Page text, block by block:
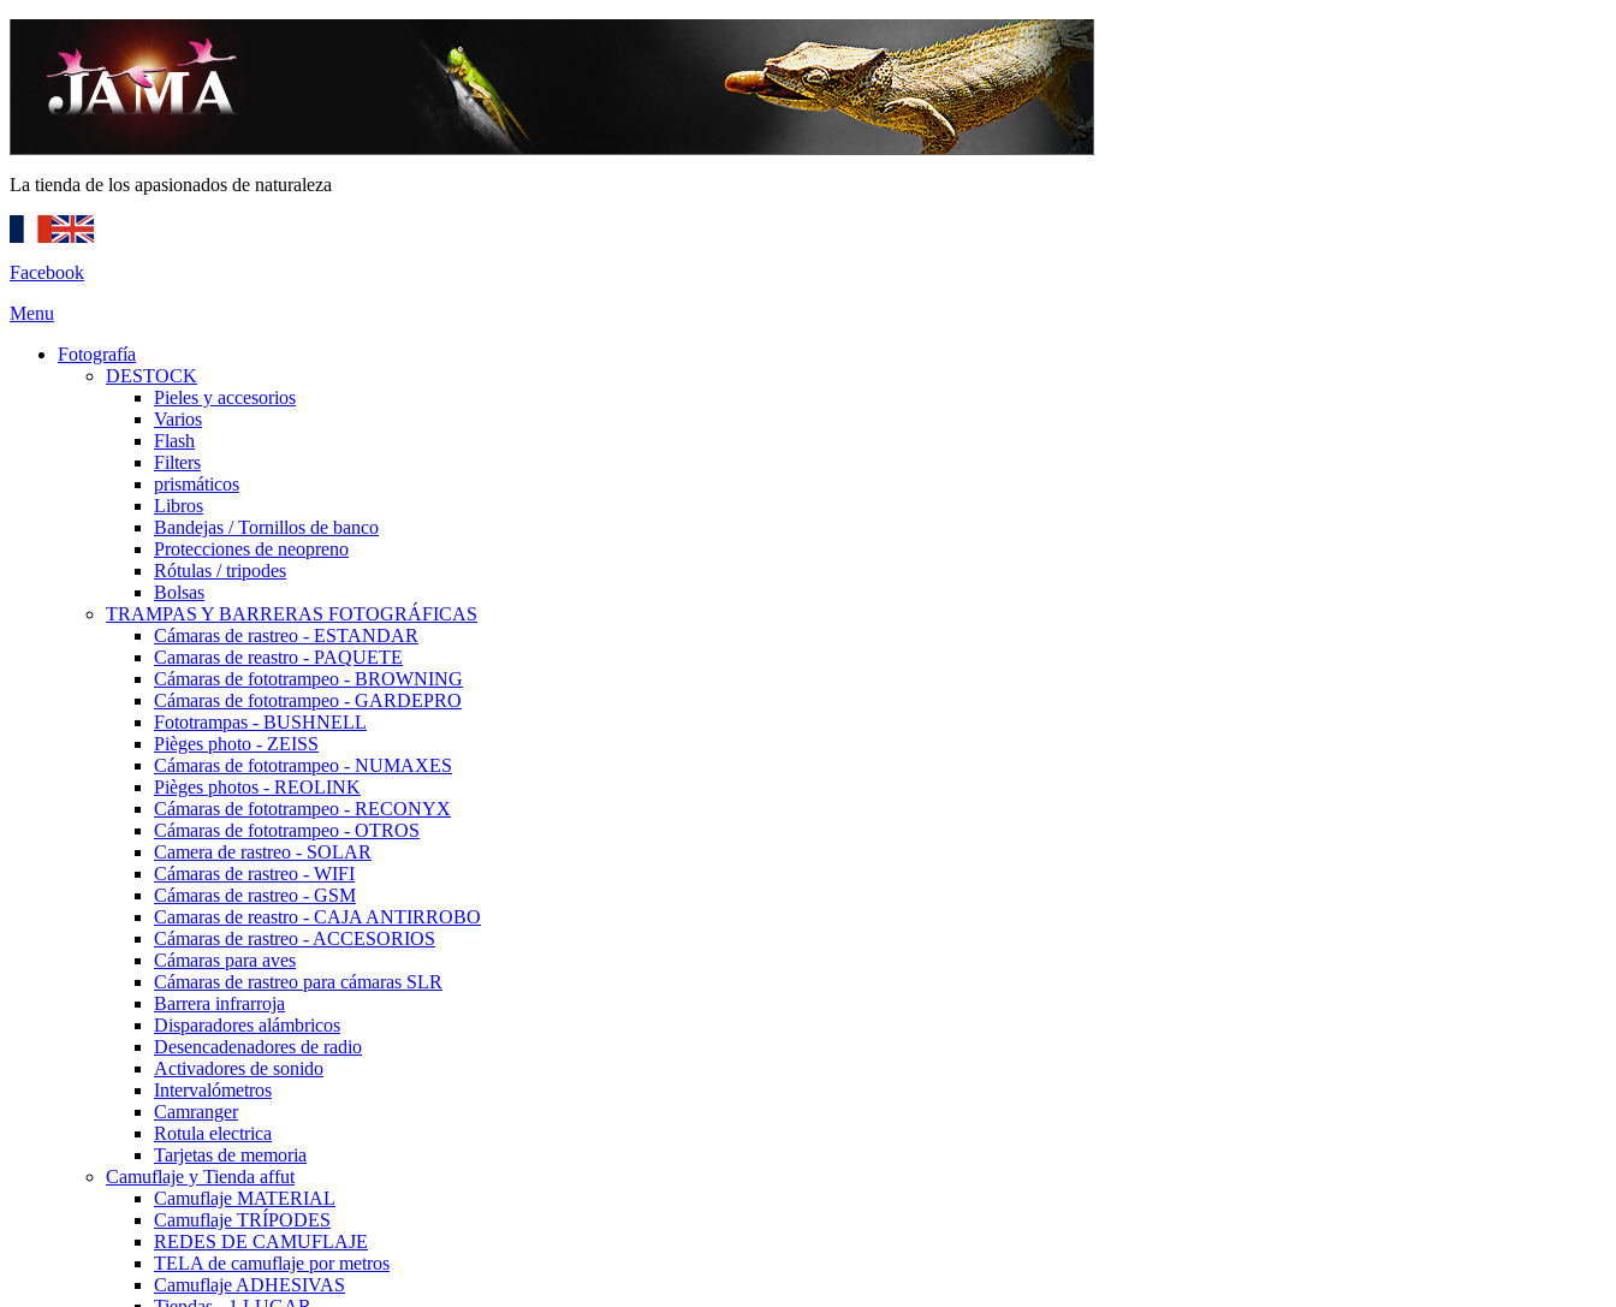
La tienda de los apasionados de naturaleza
Facebook
Menu
Fotografía
DESTOCK
Pieles y accesorios
Varios
Flash
Filters
prismáticos
Libros
Bandejas / Tornillos de banco
Protecciones de neopreno
Rótulas / tripodes
Bolsas
TRAMPAS Y BARRERAS FOTOGRÁFICAS
Cámaras de rastreo - ESTANDAR
Camaras de reastro - PAQUETE
Cámaras de fototrampeo - BROWNING
Cámaras de fototrampeo - GARDEPRO
Fototrampas - BUSHNELL
Pièges photo - ZEISS
Cámaras de fototrampeo - NUMAXES
Pièges photos - REOLINK
Cámaras de fototrampeo - RECONYX
Cámaras de fototrampeo - OTROS
Camera de rastreo - SOLAR
Cámaras de rastreo - WIFI
Cámaras de rastreo - GSM
Camaras de reastro - CAJA ANTIRROBO
Cámaras de rastreo - ACCESORIOS
Cámaras para aves
Cámaras de rastreo para cámaras SLR
Barrera infrarroja
Disparadores alámbricos
Desencadenadores de radio
Activadores de sonido
Intervalómetros
Camranger
Rotula electrica
Tarjetas de memoria
Camuflaje y Tienda affut
Camuflaje MATERIAL
Camuflaje TRÍPODES
REDES DE CAMUFLAJE
TELA de camuflaje por metros
Camuflaje ADHESIVAS